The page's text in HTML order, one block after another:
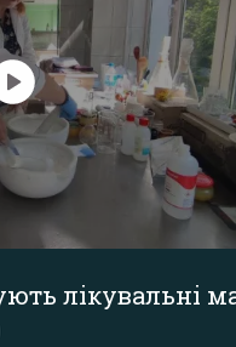
лікувальні